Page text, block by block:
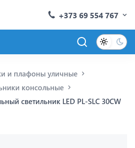
+373 69 554 767
и плафоны уличные
консольные
светильник LED PL-SLC 30CW